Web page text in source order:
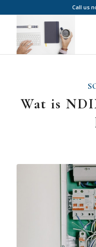
Call us
Wat is